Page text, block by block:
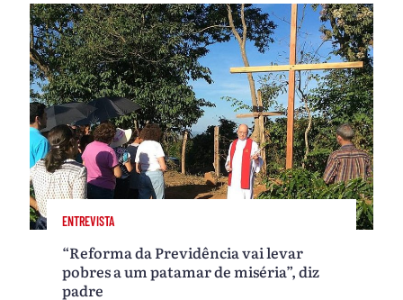
ENTREVISTA
“Reforma da Previdência vai levar
pobres a um patamar de miséria”, diz
padre